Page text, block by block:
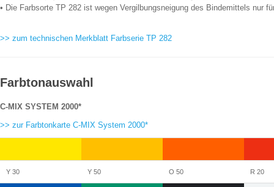
• Die Farbsorte TP 282 ist wegen Vergilbungsneigung des Bindemittels nur
>> zum technischen Merkblatt Farbserie TP 282
Farbtonauswahl
C-MIX SYSTEM 2000*
>> zur Farbtonkarte C-MIX System 2000*
Y 30 Y 50 O 50 R 20